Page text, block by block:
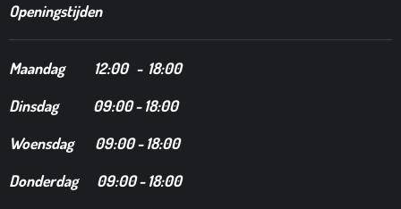
Openingstijden
Maandag 12:00 - 18:00
Dinsdag
09:00 - 18:00
Woensdag 09:00 - 18:00
Donderdag 09:00 - 18:00